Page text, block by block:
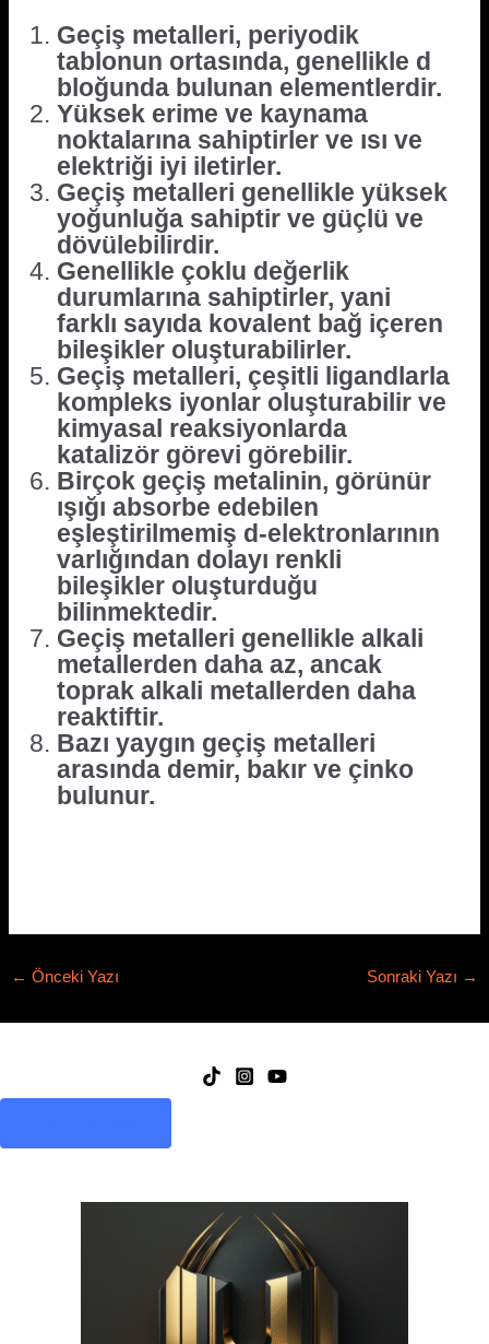
Geçiş metalleri, periyodik
tablonun ortasında, genellikle d
bloğunda bulunan elementlerdir.
Yüksek erime ve kaynama
noktalarına sahiptirler ve ısı ve
elektriği iyi iletirler.
Geçiş metalleri genellikle yüksek
yoğunluğa sahiptir ve güçlü ve
dövülebilirdir.
Genellikle çoklu değerlik
durumlarına sahiptirler, yani
farklı sayıda kovalent bağ içeren
bileşikler oluşturabilirler.
Geçiş metalleri, çeşitli ligandlarla
kompleks iyonlar oluşturabilir ve
kimyasal reaksiyonlarda
katalizör görevi görebilir.
Birçok geçiş metalinin, görünür
ışığı absorbe edebilen
eşleştirilmemiş d-elektronlarının
varlığından dolayı renkli
bileşikler oluşturduğu
bilinmektedir.
Geçiş metalleri genellikle alkali
metallerden daha az, ancak
toprak alkali metallerden daha
reaktiftir.
Bazı yaygın geçiş metalleri
arasında demir, bakır ve çinko
bulunur.
← Önceki Yazı Sonraki Yazı →